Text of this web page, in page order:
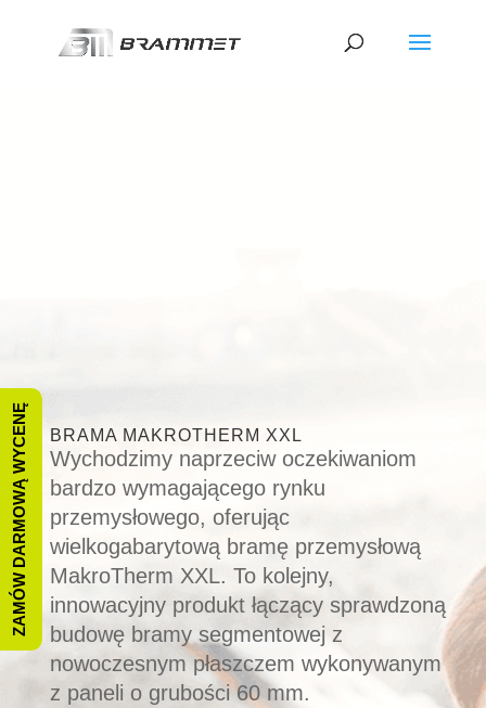
BRAMA MAKROTHERM XXL
Wychodzimy naprzeciw oczekiwaniom
bardzo wymagającego rynku
przemysłowego, oferując
wielkogabarytową bramę przemysłową
MakroTherm XXL. To kolejny,
innowacyjny produkt łączący sprawdzoną
budowę bramy segmentowej z
nowoczesnym płaszczem wykonywanym
z paneli o grubości 60 mm.
ZAMÓW DARMOWĄ WYCENĘ